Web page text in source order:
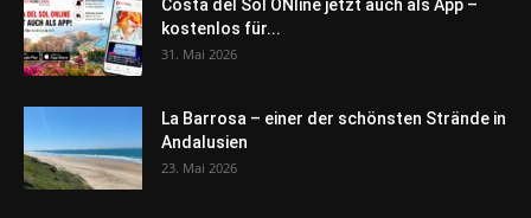
Costa del Sol ONline jetzt auch als App –
kostenlos für...
31. Mai 2026
La Barrosa – einer der schönsten Strände in
Andalusien
23. Mai 2026